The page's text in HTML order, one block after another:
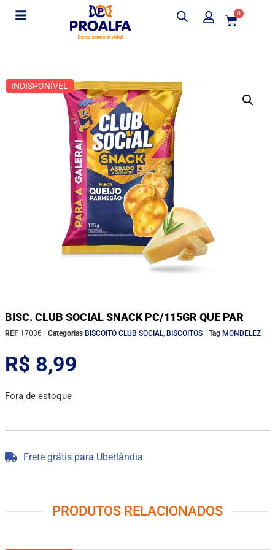
0
INDISPONÍVEL
BISC. CLUB SOCIAL SNACK PC/115GR QUE PAR
REF 17036 Categorias BISCOITO CLUB SOCIAL BISCOITOS Tag MONDELEZ
R$ 8,99
Fora de estoque
Frete grátis para Uberlândia
PRODUTOS RELACIONADOS